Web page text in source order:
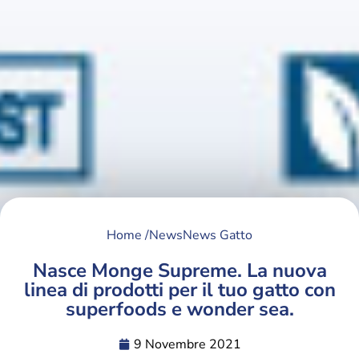
Home /NewsNews Gatto
Nasce Monge Supreme. La nuova
linea di prodotti per il tuo gatto con
superfoods e wonder sea.
9 Novembre 2021